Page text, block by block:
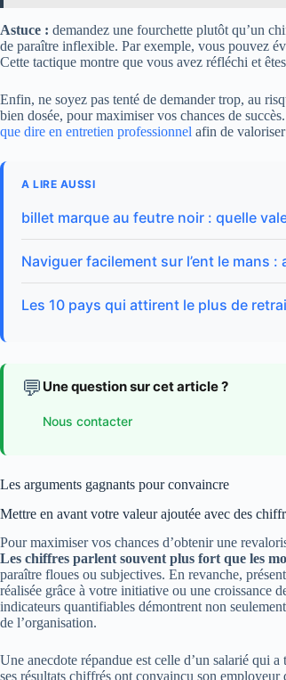
Astuce : demandez une fourchette plutôt qu’un
de paraître inflexible. Par exemple, vous pouvez
Cette tactique montre que vous avez réfléchi et
Enfin, ne soyez pas tenté de demander trop, au
bien dosée, pour maximiser vos chances de
que dire en entretien professionnel afin de
A LIRE AUSSI
billet marque au feutre noir : quelle
Naviguer facilement sur l’ent le mans
Les 10 pays qui attirent le plus de
💬 Une question sur cet article ?
Nous contacter
Les arguments gagnants pour convaincre
Mettre en avant votre valeur ajoutée avec des
Pour maximiser vos chances d’obtenir une
Les chiffres parlent souvent plus fort que les
paraître floues ou subjectives. En revanche,
réalisée grâce à votre initiative ou une croissance
indicateurs quantifiables démontrent non
de l’organisation.
Une anecdote répandue est celle d’un salarié qui
ses résultats chiffrés ont convaincu son